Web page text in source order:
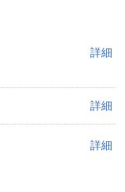
詳細
詳細
詳細